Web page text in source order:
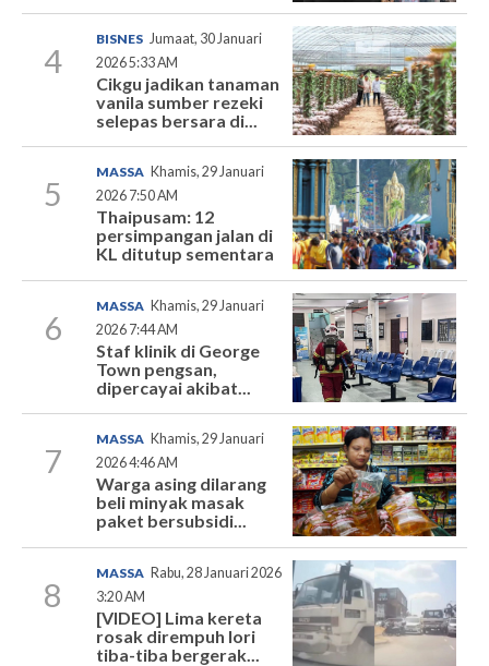
4
BISNES Jumaat, 30 Januari
2026 5:33 AM
Cikgu jadikan tanaman
vanila sumber rezeki
selepas bersara di...
5
MASSA Khamis, 29 Januari
2026 7:50 AM
Thaipusam: 12
persimpangan jalan di
KL ditutup sementara
6
MASSA Khamis, 29 Januari
2026 7:44 AM
Staf klinik di George
Town pengsan,
dipercayai akibat...
7
MASSA Khamis, 29 Januari
2026 4:46 AM
Warga asing dilarang
beli minyak masak
paket bersubsidi...
8
MASSA Rabu, 28 Januari 2026
3:20 AM
[VIDEO] Lima kereta
rosak dirempuh lori
tiba-tiba bergerak...